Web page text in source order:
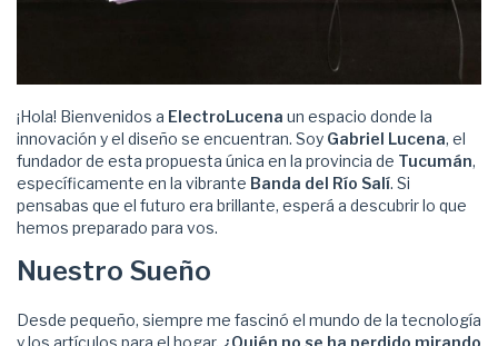
¡Hola! Bienvenidos a ElectroLucena un espacio donde la
innovación y el diseño se encuentran. Soy Gabriel Lucena, el
fundador de esta propuesta única en la provincia de Tucumán,
específicamente en la vibrante Banda del Río Salí. Si
pensabas que el futuro era brillante, esperá a descubrir lo que
hemos preparado para vos.
Nuestro Sueño
Desde pequeño, siempre me fascinó el mundo de la tecnología